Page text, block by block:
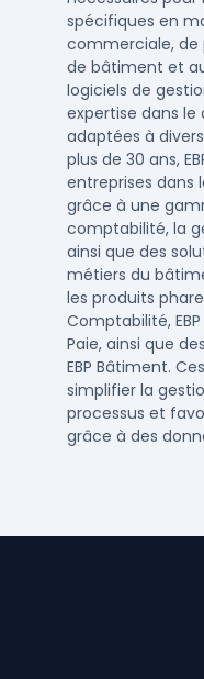
spécifiques en
commerciale, de
de bâtiment et
logiciels de
expertise dans
adaptées à
plus de 30 ans,
entreprises dans
grâce à une
comptabilité, la
ainsi que des
métiers du
les produits
Comptabilité,
Paie, ainsi que
EBP Bâtiment.
simplifier la
processus et
grâce à des